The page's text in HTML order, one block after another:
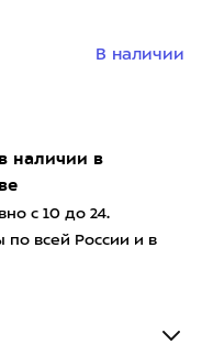
наличии в
с 10 до 24.
по всей России и в
В наличии